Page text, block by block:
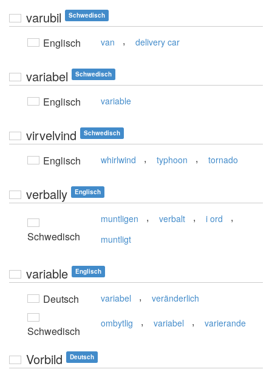
varubil Schwedisch
Englisch van , delivery car
variabel Schwedisch
Englisch variable
virvelvind Schwedisch
Englisch whirlwind , typhoon , tornado
verbally Englisch
Schwedisch
muntligen , verbalt , i ord ,
muntligt
variable Englisch
Deutsch variabel , veränderlich
Schwedisch
ombytlig , variabel , varierande
Vorbild Deutsch